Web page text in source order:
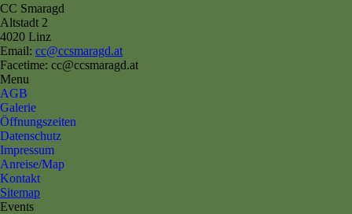
CC Smaragd
Altstadt 2
4020 Linz
Email: cc@ccsmaragd.at
Facetime: cc@ccsmaragd.at
Menu
AGB
Galerie
Öffnungszeiten
Datenschutz
Impressum
Anreise/Map
Kontakt
Sitemap
Events